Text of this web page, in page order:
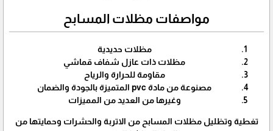
مواصفات مظلات المسابح
مظلات حديدية
مظلات ذات عازل شفاف قماشي
مقاومة للحرارة والرياح
مصنوعة من مادة pvc المتميزة بالجودة والضمان
وغيرها من العديد من المميزات
تغطية وتظليل مظلات المسابح من الاتربة والحشرات وحمايتها من